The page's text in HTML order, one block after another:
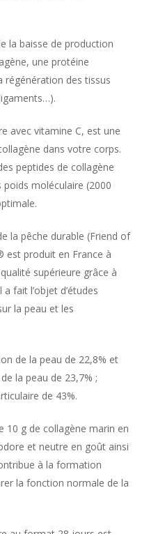
la baisse de production
une protéine
régénération des tissus
avec vitamine C, est une
dans votre corps.
peptides de collagène
moléculaire (2000
la pêche durable (Friend of
produit en France à
supérieure grâce à
fait l’objet d’études
la peau et les
de la peau de 22,8% et
la peau de 23,7% ;
de 43%.
10 g de collagène marin en
et neutre en goût ainsi
à la formation
la fonction normale de la